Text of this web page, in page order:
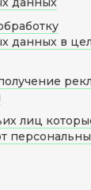
данных в
лиц